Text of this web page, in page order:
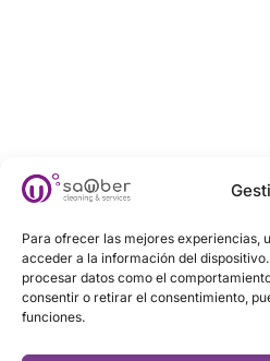
Para ofrecer las mejores experiencias,
acceder a la información del
procesar datos como el
consentir o retirar el consentimiento,
funciones.